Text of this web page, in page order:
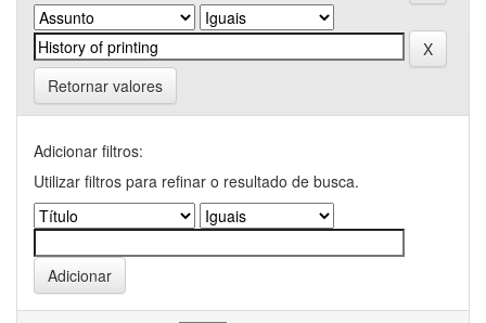
Retornar valores
Adicionar filtros:
Utilizar filtros para refinar o resultado de busca.